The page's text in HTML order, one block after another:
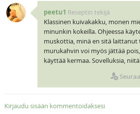
peetu1 Reseptin tekijä
Klassinen kuivakakku, monen
minunkin kokeilla. Ohjeessa
muskottia, minä en sitä laittanut
murukahvin voi myös jättää
käyttää kermaa. Sovelluksia,
Seuraa
Kirjaudu sisään kommentoidaksesi